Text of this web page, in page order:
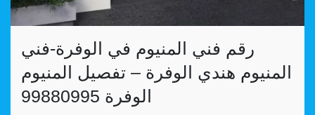
رقم فني المنيوم في الوفرة-فني
المنيوم هندي الوفرة – تفصيل المنيوم
الوفرة 99880995